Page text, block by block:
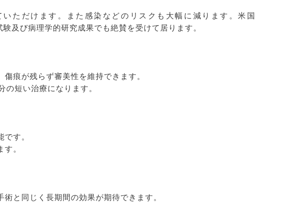
ただけます。また感染などのリスクも大幅に減ります。米国
及び病理学的研究成果でも絶賛を受けて居ります。
痕が残らず審美性を維持できます。
の短い治療になります。
す。
。
と同じく長期間の効果が期待できます。